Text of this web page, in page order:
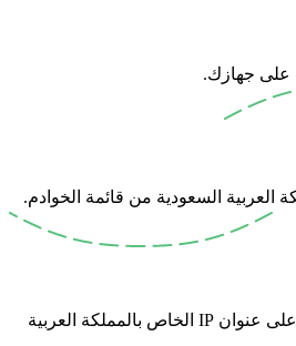
انقر فوق الخادم وستحصل على عنوان IP الخاص بالمملكة العربية